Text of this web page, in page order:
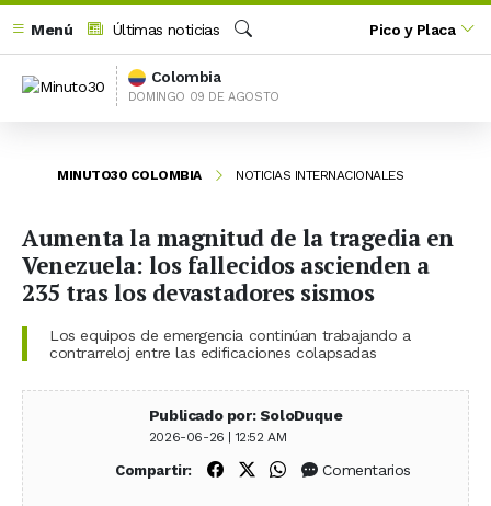
Menú
Últimas noticias
Buscar
Pico y Placa
Colombia
DOMINGO 09 DE AGOSTO
MINUTO30 COLOMBIA NOTICIAS INTERNACIONALES
Aumenta la magnitud de la tragedia en
Venezuela: los fallecidos ascienden a
235 tras los devastadores sismos
Los equipos de emergencia continúan trabajando a
contrarreloj entre las edificaciones colapsadas
Publicado por: SoloDuque
2026-06-26 | 12:52 AM
Compartir: Compartir en Facebook
Compartir en X (Twitter)
Compartir en WhatsApp
Comentarios